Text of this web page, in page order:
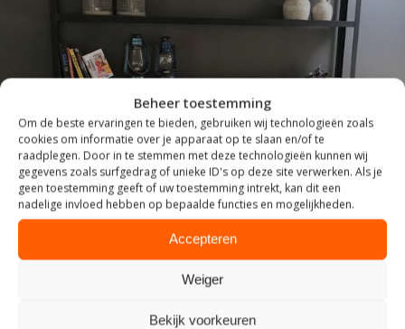
Beheer toestemming
Om de beste ervaringen te bieden, gebruiken wij technologieën zoals
cookies om informatie over je apparaat op te slaan en/of te
raadplegen. Door in te stemmen met deze technologieën kunnen wij
gegevens zoals surfgedrag of unieke ID's op deze site verwerken. Als je
geen toestemming geeft of uw toestemming intrekt, kan dit een
nadelige invloed hebben op bepaalde functies en mogelijkheden.
Accepteren
Weiger
Bekijk voorkeuren
INDUSTRIEEL